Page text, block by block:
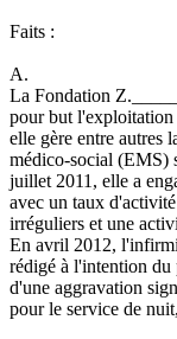
Faits :
A.
La Fondation
pour but l'exploitation
elle gère entre autres
médico-social (EMS)
juillet 2011, elle a
avec un taux
irréguliers et une
En avril 2012,
rédigé à l'intention du
d'une aggravation
pour le service de